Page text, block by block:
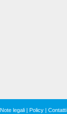
Note legali Policy Contatti